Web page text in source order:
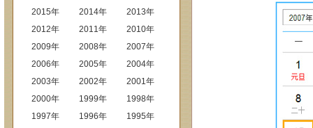
2015年
2014年
2013年
2012年
2011年
2010年
2009年
2008年
2007年
2006年
2005年
2004年
2003年
2002年
2001年
2000年
1999年
1998年
1997年
1996年
1995年